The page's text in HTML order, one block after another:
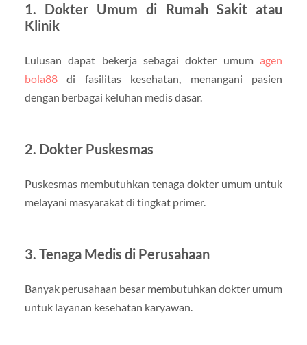
1. Dokter Umum di Rumah Sakit atau
Klinik
Lulusan dapat bekerja sebagai dokter umumagen
bola88di fasilitas kesehatan, menangani pasien
dengan berbagai keluhan medis dasar.
2. Dokter Puskesmas
Puskesmas membutuhkan tenaga dokter umum untuk
melayani masyarakat di tingkat primer.
3. Tenaga Medis di Perusahaan
Banyak perusahaan besar membutuhkan dokter umum
untuk layanan kesehatan karyawan.